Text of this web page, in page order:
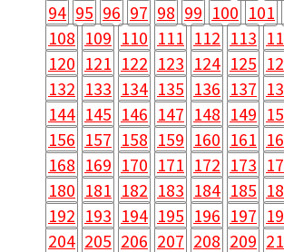
94 95 96 97 98 99 100 101
108 109 110 111 112 113
120 121 122 123 124 125
132 133 134 135 136 137
144 145 146 147 148 149
156 157 158 159 160 161
168 169 170 171 172 173
180 181 182 183 184 185
192 193 194 195 196 197
204 205 206 207 208 209